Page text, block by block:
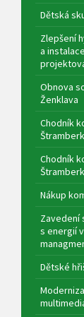
Dětská
Zlepšení
a
Obnova
Ženklava
Chodník
Chodník
Štramberk
Nákup
Zavedení
s energií
Dětské